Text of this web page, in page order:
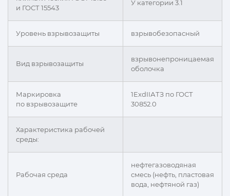
и ГОСТ 15543
У категории 3.1
Уровень взрывозащиты взрывобезопасный
Вид взрывозащиты
взрывонепроницаемая
оболочка
Маркировка
по взрывозащите
1ExdIIАТЗ по ГОСТ
30852.0
Характеристика рабочей
среды:
Рабочая среда
нефтегазоводяная
смесь (нефть, пластовая
вода, нефтяной газ)